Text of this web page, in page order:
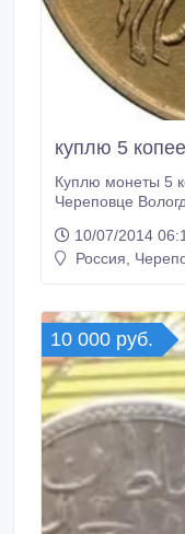
куплю 5
Куплю монеты 5
Череповце
10/07/2014
Россия,
10 000 руб.